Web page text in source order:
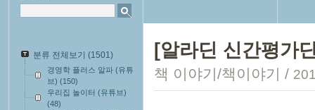
분류 전체보기 (1501)
경영학 플러스 알파 (유튜
브) (150)
우리집 놀이터 (유튜브)
(48)
[알라딘 신간평가
책 이야기/책이야기 /